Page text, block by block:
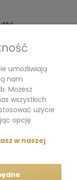
umożliwiają
nam
Możesz
wszystkich
użycie
opcję
w naszej